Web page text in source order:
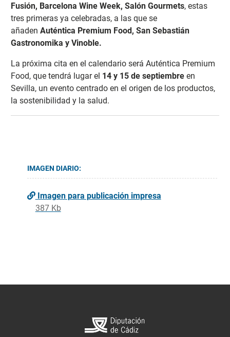
Fusión, Barcelona Wine Week, Salón Gourmets, estas
tres primeras ya celebradas, a las que se
añaden Auténtica Premium Food, San Sebastián
Gastronomika y Vinoble.
La próxima cita en el calendario será Auténtica Premium
Food, que tendrá lugar el 14 y 15 de septiembreen
Sevilla, un evento centrado en el origen de los productos,
la sostenibilidad y la salud.
IMAGEN DIARIO:
Imagen para publicación impresa
387 Kb